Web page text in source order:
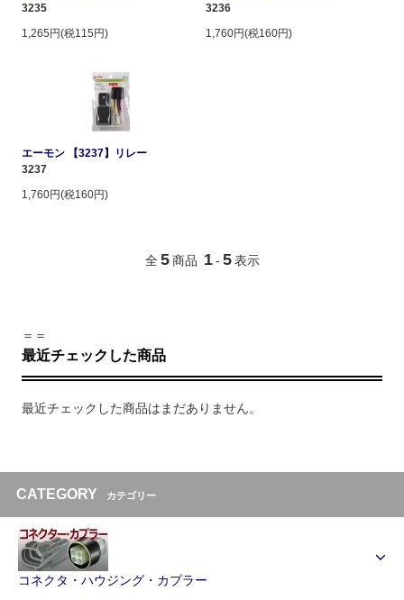
3235
1,265円(税115円)
3236
1,760円(税160円)
エーモン 【3237】リレー
3237
1,760円(税160円)
全 5 商品 1 - 5 表示
＝＝
最近チェックした商品
最近チェックした商品はまだありません。
CATEGORY カテゴリー
コネクタ・ハウジング・カプラー